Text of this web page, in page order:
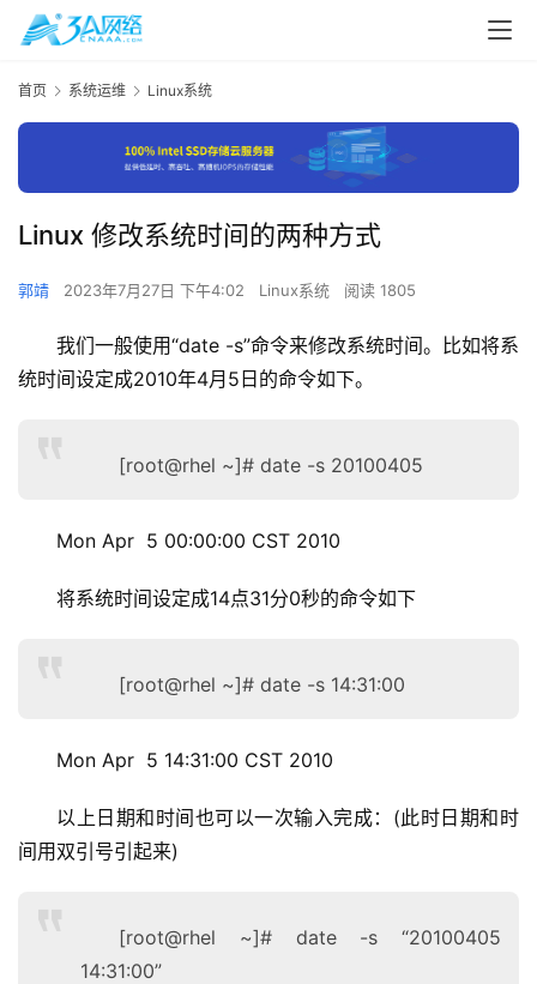
首页 系统运维 Linux系统
Linux 修改系统时间的两种方式
郭靖 2023年7月27日 下午4:02 Linux系统 阅读 1805
我们一般使用“date -s”命令来修改系统时间。比如将系
统时间设定成2010年4月5日的命令如下。
[root@rhel ~]# date -s 20100405
Mon Apr  5 00:00:00 CST 2010
将系统时间设定成14点31分0秒的命令如下
[root@rhel ~]# date -s 14:31:00
Mon Apr  5 14:31:00 CST 2010
以上日期和时间也可以一次输入完成：(此时日期和时
间用双引号引起来)
[root@rhel ~]# date -s “20100405
14:31:00”